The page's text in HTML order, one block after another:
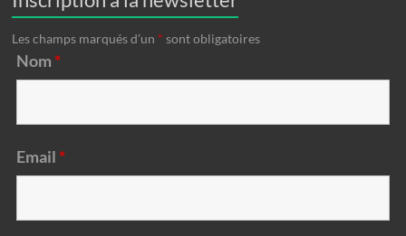
Les champs marqués d’un * sont obligatoires
Nom *
Email *